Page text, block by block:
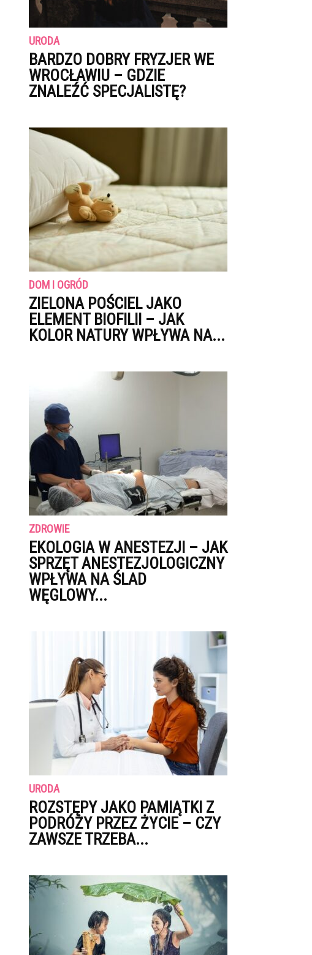
URODA
BARDZO DOBRY FRYZJER WE
WROCŁAWIU – GDZIE
ZNALEŹĆ SPECJALISTĘ?
DOM I OGRÓD
ZIELONA POŚCIEL JAKO
ELEMENT BIOFILII – JAK
KOLOR NATURY WPŁYWA NA...
ZDROWIE
EKOLOGIA W ANESTEZJI – JAK
SPRZĘT ANESTEZJOLOGICZNY
WPŁYWA NA ŚLAD
WĘGLOWY...
URODA
ROZSTĘPY JAKO PAMIĄTKI Z
PODRÓŻY PRZEZ ŻYCIE – CZY
ZAWSZE TRZEBA...